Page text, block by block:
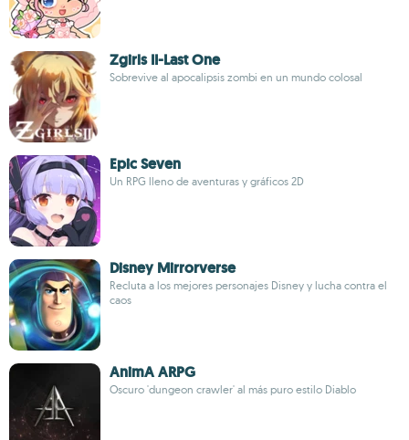
Zgirls II-Last One
Sobrevive al apocalipsis zombi en un mundo colosal
Epic Seven
Un RPG lleno de aventuras y gráficos 2D
Disney Mirrorverse
Recluta a los mejores personajes Disney y lucha contra el
caos
AnimA ARPG
Oscuro 'dungeon crawler' al más puro estilo Diablo